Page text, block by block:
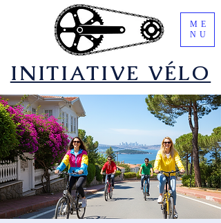
​INITIATIVE VÉLO
ME
NU